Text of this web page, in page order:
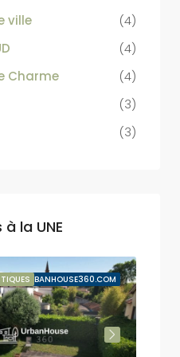
ville
(4)
(4)
Charme
(4)
(3)
(3)
la UNE
BY URBANHOUSE360.COM